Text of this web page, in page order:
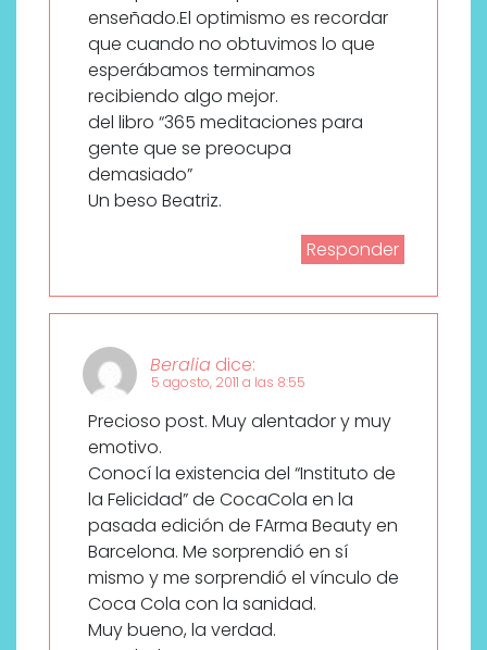
enseñado.El optimismo es recordar
que cuando no obtuvimos lo que
esperábamos terminamos
recibiendo algo mejor.
del libro “365 meditaciones para
gente que se preocupa
demasiado”
Un beso Beatriz.
Responder
Beralia dice:
5 agosto, 2011 a las 8:55
Precioso post. Muy alentador y muy
emotivo.
Conocí la existencia del “Instituto de
la Felicidad” de CocaCola en la
pasada edición de FArma Beauty en
Barcelona. Me sorprendió en sí
mismo y me sorprendió el vínculo de
Coca Cola con la sanidad.
Muy bueno, la verdad.